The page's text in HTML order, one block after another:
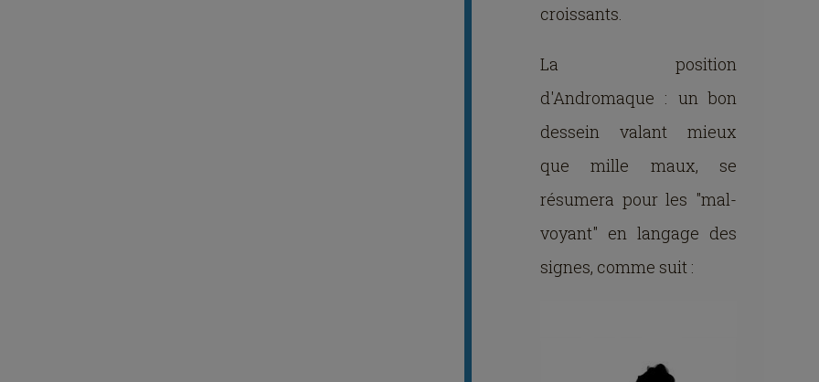
croissants.
La position
d'Andromaque : un bon
dessein valant mieux
que mille maux, se
résumera pour les "mal-
voyant" en langage des
signes, comme suit :